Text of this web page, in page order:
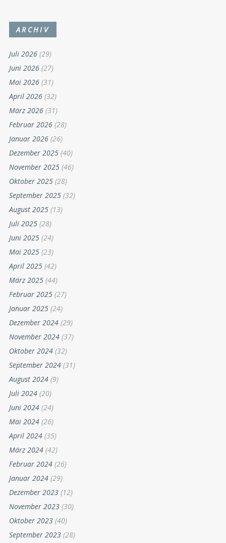
ARCHIV
Juli 2026 (29)
Juni 2026 (27)
Mai 2026 (31)
April 2026 (32)
März 2026 (31)
Februar 2026 (28)
Januar 2026 (26)
Dezember 2025 (40)
November 2025 (46)
Oktober 2025 (28)
September 2025 (32)
August 2025 (13)
Juli 2025 (28)
Juni 2025 (24)
Mai 2025 (23)
April 2025 (42)
März 2025 (44)
Februar 2025 (27)
Januar 2025 (24)
Dezember 2024 (29)
November 2024 (37)
Oktober 2024 (32)
September 2024 (31)
August 2024 (9)
Juli 2024 (20)
Juni 2024 (24)
Mai 2024 (26)
April 2024 (35)
März 2024 (42)
Februar 2024 (26)
Januar 2024 (29)
Dezember 2023 (12)
November 2023 (30)
Oktober 2023 (40)
September 2023 (28)